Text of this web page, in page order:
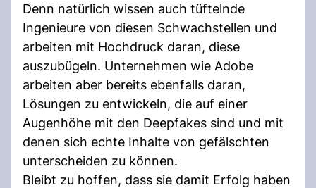
Denn natürlich wissen auch tüftelnde
Ingenieure von diesen Schwachstellen und
arbeiten mit Hochdruck daran, diese
auszubügeln. Unternehmen wie Adobe
arbeiten aber bereits ebenfalls daran,
Lösungen zu entwickeln, die auf einer
Augenhöhe mit den Deepfakes sind und mit
denen sich echte Inhalte von gefälschten
unterscheiden zu können.
Bleibt zu hoffen, dass sie damit Erfolg haben